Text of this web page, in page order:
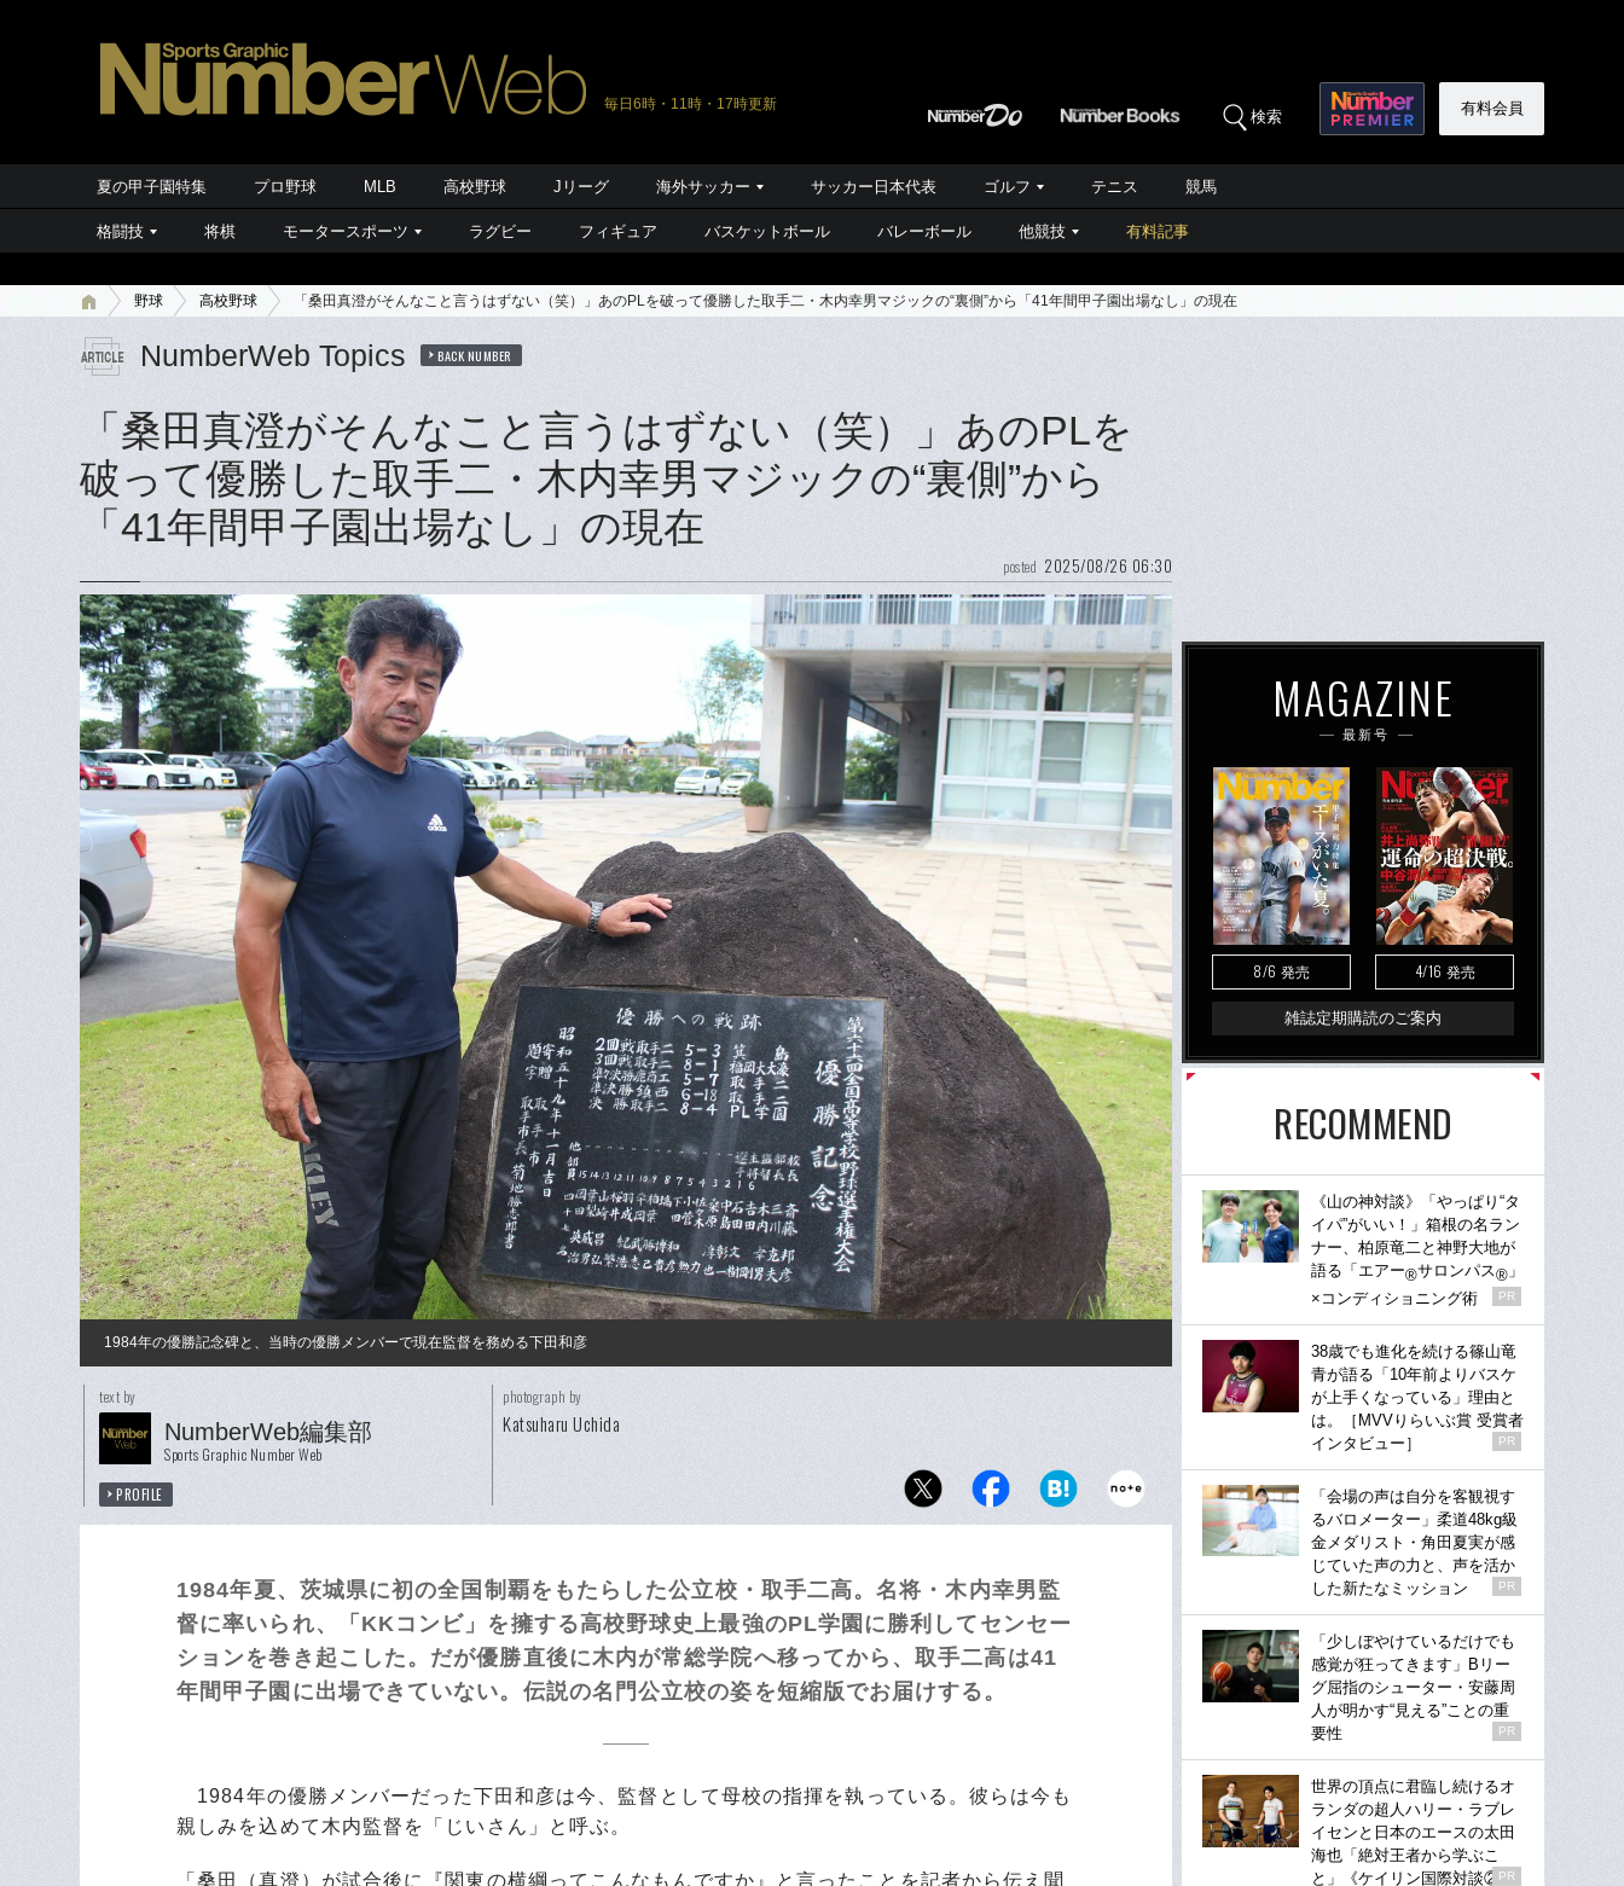
毎日6時・11時・17時更新
検索 有料会員
夏の甲子園特集 プロ野球 MLB 高校野球 Jリーグ 海外サッカー サッカー日本代表 ゴルフ テニス 競馬
格闘技 将棋 モータースポーツ ラグビー フィギュア バスケットボール バレーボール 他競技 有料記事
野球 高校野球 「桑田真澄がそんなこと言うはずない（笑）」あのPLを破って優勝した取手二・木内幸男マジックの“裏側”から「41年間甲子園出場なし」の現在
NumberWeb Topics BACK NUMBER
「桑田真澄がそんなこと言うはずない（笑）」あのPLを
破って優勝した取手二・木内幸男マジックの“裏側”から
「41年間甲子園出場なし」の現在
posted 2025/08/26 06:30
1984年の優勝記念碑と、当時の優勝メンバーで現在監督を務める下田和彦
text by
NumberWeb編集部
Sports Graphic Number Web
PROFILE
photograph by
Katsuharu Uchida
1984年夏、茨城県に初の全国制覇をもたらした公立校・取手二高。名将・木内幸男監
督に率いられ、「KKコンビ」を擁する高校野球史上最強のPL学園に勝利してセンセー
ションを巻き起こした。だが優勝直後に木内が常総学院へ移ってから、取手二高は41
年間甲子園に出場できていない。伝説の名門公立校の姿を短縮版でお届けする。
1984年の優勝メンバーだった下田和彦は今、監督として母校の指揮を執っている。彼らは今も
親しみを込めて木内監督を「じいさん」と呼ぶ。
「桑田（真澄）が試合後に『関東の横綱ってこんなもんですか』と言ったことを記者から伝え聞
MAGAZINE
最新号
8/6 発売 4/16 発売
雑誌定期購読のご案内
RECOMMEND
《山の神対談》「やっぱり“タ
イパ”がいい！」箱根の名ラン
ナー、柏原竜二と神野大地が
語る「エアー®サロンパス® 」
×コンディショニング術
PR
38歳でも進化を続ける篠山竜
青が語る「10年前よりバスケ
が上手くなっている」理由と
は。［MVVりらいぶ賞 受賞者
インタビュー］
PR
「会場の声は自分を客観視す
るバロメーター」柔道48kg級
金メダリスト・角田夏実が感
じていた声の力と、声を活か
した新たなミッション
PR
「少しぼやけているだけでも
感覚が狂ってきます」Bリー
グ屈指のシューター・安藤周
人が明かす“見える”ことの重
要性
PR
世界の頂点に君臨し続けるオ
ランダの超人ハリー・ラブレ
イセンと日本のエースの太田
海也「絶対王者から学ぶこ
と」《ケイリン国際対談②》
PR